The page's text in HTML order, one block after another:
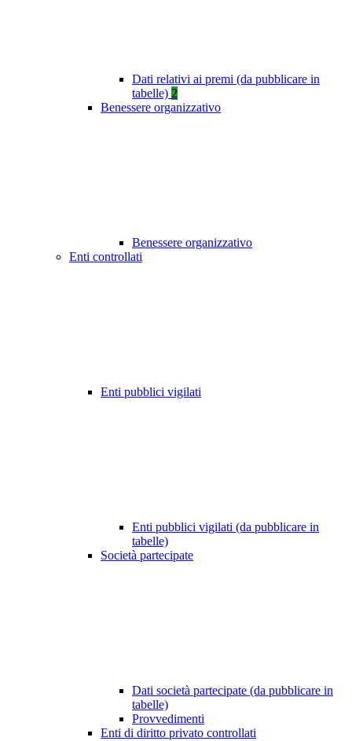
Dati relativi ai premi (da pubblicare in
tabelle) 2
Benessere organizzativo
Benessere organizzativo
Enti controllati
Enti pubblici vigilati
Enti pubblici vigilati (da pubblicare in
tabelle)
Società partecipate
Dati società partecipate (da pubblicare in
tabelle)
Provvedimenti
Enti di diritto privato controllati